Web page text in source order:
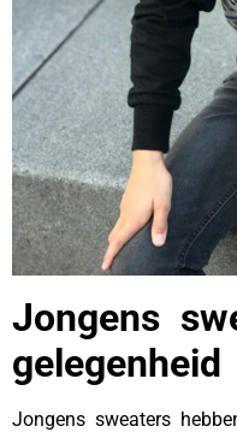
Jongens
gelegenheid
Jongens sweaters